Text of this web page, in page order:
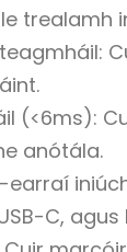
trealamh
(<6ms):
anótála.
C, agus